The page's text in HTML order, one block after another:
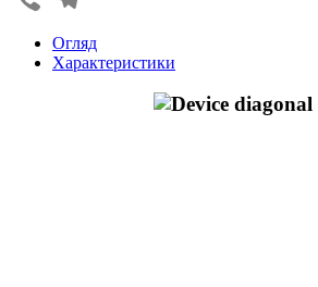
Огляд
Характеристики